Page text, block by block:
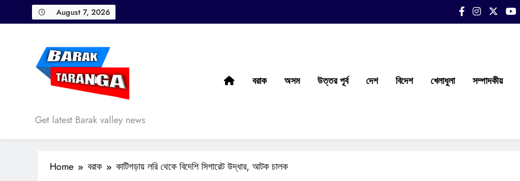
to
August 7, 2026
Barak Taranga
Get latest Barak valley news
বরাক অসম উত্তর পূর্ব দেশ বিদেশ খেলাধুলা সম্পাদকীয়
Home বরাক কাটিগড়ায় লরি থেকে বিদেশি সিগারেট উদ্ধার, আটক চালক